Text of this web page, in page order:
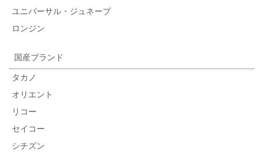
ユニバーサル・ジュネーブ
ロンジン
国産ブランド
タカノ
オリエント
リコー
セイコー
シチズン